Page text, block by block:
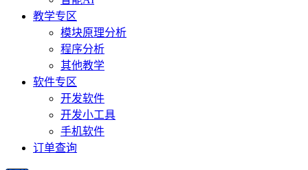
教学专区
模块原理分析
程序分析
其他教学
软件专区
开发软件
开发小工具
手机软件
订单查询